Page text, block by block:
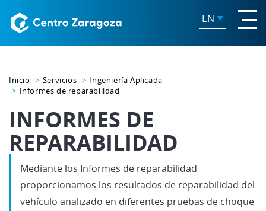
EN
Inicio Servicios
Ingeniería Aplicada
Informes de reparabilidad
INFORMES DE
REPARABILIDAD
Mediante los Informes de reparabilidad
proporcionamos los resultados de reparabilidad del
vehículo analizado en diferentes pruebas de choque